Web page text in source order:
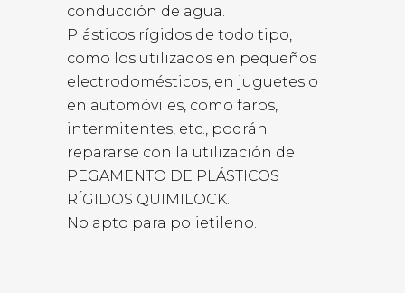
conducción de agua.
Plásticos rígidos de todo tipo,
como los utilizados en pequeños
electrodomésticos, en juguetes o
en automóviles, como faros,
intermitentes, etc., podrán
repararse con la utilización del
PEGAMENTO DE PLÁSTICOS
RÍGIDOS QUIMILOCK.
No apto para polietileno.